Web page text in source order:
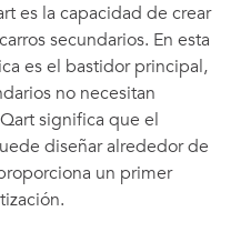
es la capacidad de crear
secundarios. En esta
es el bastidor principal,
no necesitan
significa que el
diseñar alrededor de
un primer